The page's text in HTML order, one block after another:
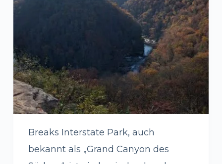
Breaks Interstate Park, auch
bekannt als „Grand Canyon des